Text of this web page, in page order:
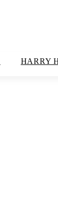
HARRY